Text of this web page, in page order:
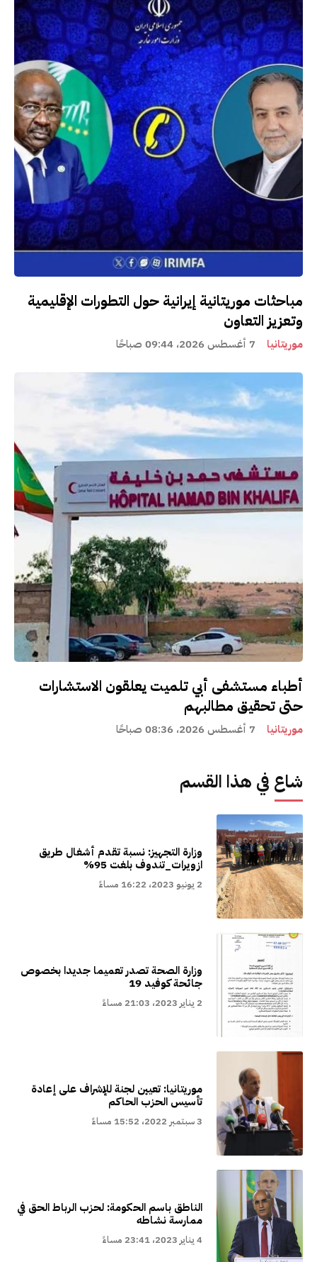
مباحثات موريتانية إيرانية حول التطورات الإقليمية
وتعزيز التعاون
موريتانيا 7 أغسطس 2026، 09:44 صباحًا
أطباء مستشفى أبي تلميت يعلقون الاستشارات
حتى تحقيق مطالبهم
موريتانيا 7 أغسطس 2026، 08:36 صباحًا
شاع في هذا القسم
وزارة التجهيز: نسبة تقدم أشغال طريق
ازويرات_تندوف بلغت 95%
2 يونيو 2023، 16:22 مساءً
وزارة الصحة تصدر تعميما جديدا بخصوص
جائحة كوفيد 19
2 يناير 2023، 21:03 مساءً
موريتانيا: تعيين لجنة للإشراف على إعادة
تأسيس الحزب الحاكم
3 سبتمبر 2022، 15:52 مساءً
الناطق باسم الحكومة: لحزب الرباط الحق في
ممارسة نشاطه
4 يناير 2023، 23:41 مساءً